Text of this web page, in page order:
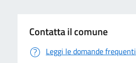
Contatta il comune
Leggi le domande frequenti